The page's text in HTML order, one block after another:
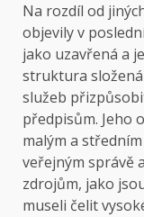
Na rozdíl od
objevily v
jako uzavřená a
struktura
služeb
předpisům. Jeho
malým a
veřejným správě
zdrojům, jako
museli čelit